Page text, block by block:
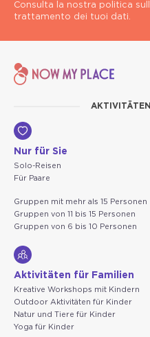
Consulta la nostra politica
trattamento dei tuoi dati.
Nur für Sie
Solo-Reisen
Für Paare
Gruppen mit mehr als 15 Personen
Gruppen von 11 bis 15 Personen
Gruppen von 6 bis 10 Personen
Aktivitäten für Familien
Kreative Workshops mit Kindern
Outdoor Aktivitäten für Kinder
Natur und Tiere für Kinder
Yoga für Kinder